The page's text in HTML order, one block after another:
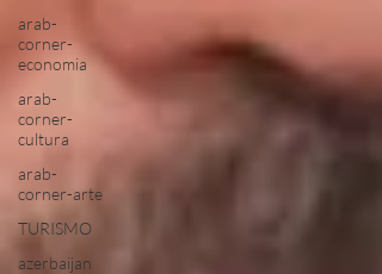
arab-
corner-
economia
arab-
corner-
cultura
arab-
corner-arte
TURISMO
azerbaijan